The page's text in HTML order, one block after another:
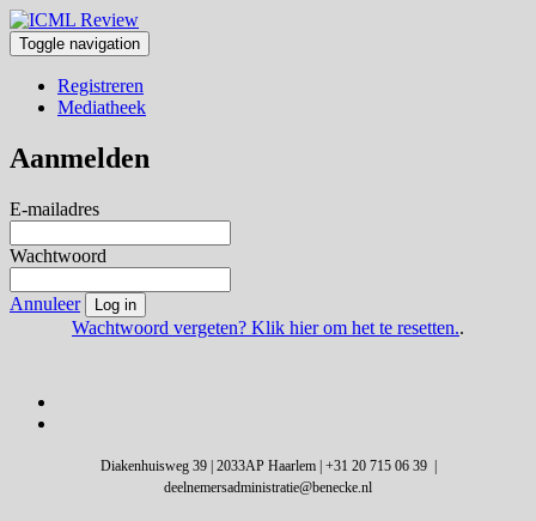
Toggle navigation
Registreren
Mediatheek
Aanmelden
E-mailadres
Wachtwoord
Annuleer Log in
Wachtwoord vergeten? Klik hier om het te resetten..
Diakenhuisweg 39 | 2033AP Haarlem | +31 20 715 06 39 |
deelnemersadministratie@benecke.nl